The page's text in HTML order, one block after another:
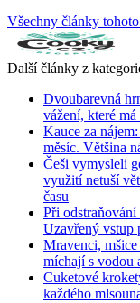
Všechny články
Další články z
Dvoubarevná
vážení, které
Kauce za
měsíc. Většina
Češi vymysleli
využití netuší
času
Při
Uzavřený vstup
Mravenci,
míchají s vodou
Cuketové
každého